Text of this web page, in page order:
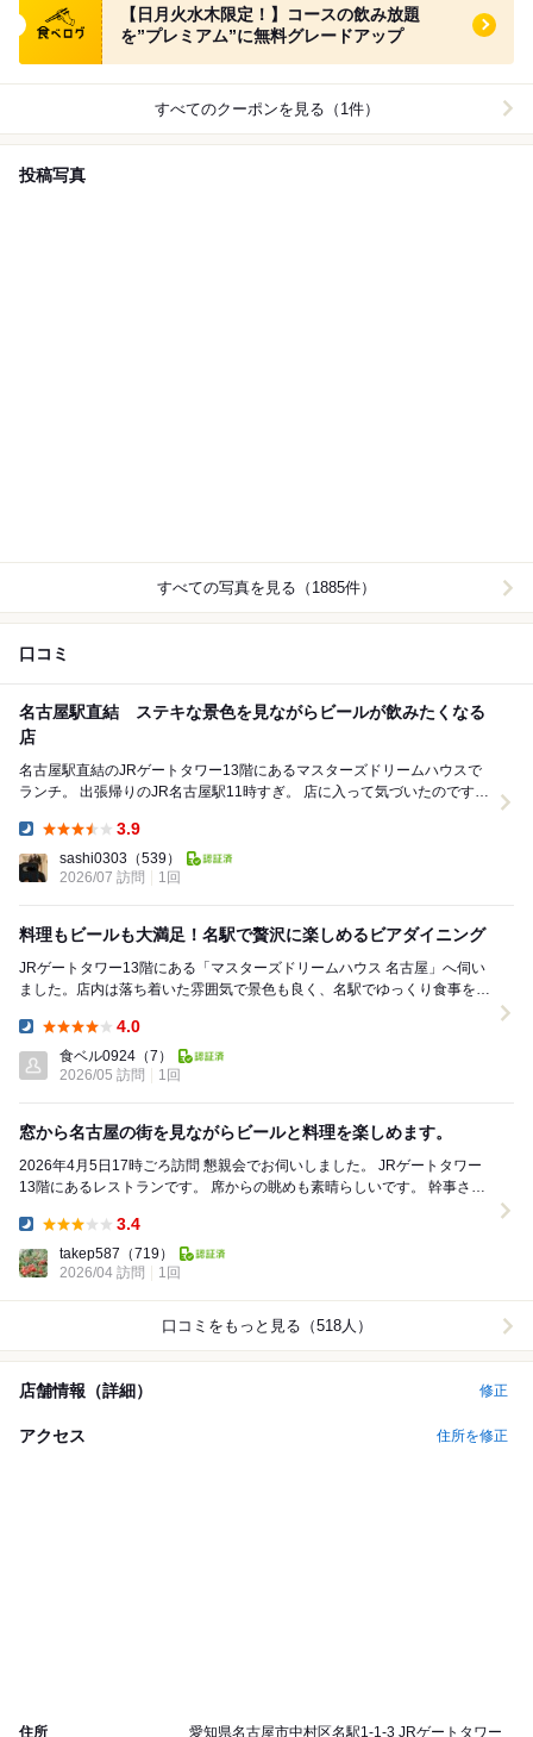
【日月火水木限定！】コースの飲み放題
を”プレミアム”に無料グレードアップ
すべてのクーポンを見る（1件）
投稿写真
すべての写真を見る（1885件）
口コミ
名古屋駅直結 ステキな景色を見ながらビールが飲みたくなる
店
名古屋駅直結のJRゲートタワー13階にあるマスターズドリームハウスで
ランチ。 出張帰りのJR名古屋駅11時すぎ。 店に入って気づいたのですが
3.9
sashi0303 （539）
2026/07 訪問
1回
料理もビールも大満足！名駅で贅沢に楽しめるビアダイニング
JRゲートタワー13階にある「マスターズドリームハウス 名古屋」へ伺い
ました。店内は落ち着いた雰囲気で景色も良く、名駅でゆっくり食事を楽
4.0
食ベル0924 （7）
2026/05 訪問
1回
窓から名古屋の街を見ながらビールと料理を楽しめます。
2026年4月5日17時ごろ訪問 懇親会でお伺いしました。 JRゲートタワー
13階にあるレストランです。 席からの眺めも素晴らしいです。 幹事さん
3.4
takep587 （719）
2026/04 訪問
1回
口コミをもっと見る（518人）
店舗情報（詳細） 修正
アクセス 住所を修正
住所
愛知県名古屋市中村区名駅1-1-3 JRゲートタワー